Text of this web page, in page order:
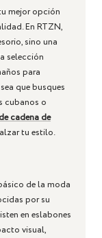
mejor opción
En RTZN,
sino una
selección
para
que busques
cubanos o
cadena de
tu estilo.
de la moda
por su
en eslabones
visual,